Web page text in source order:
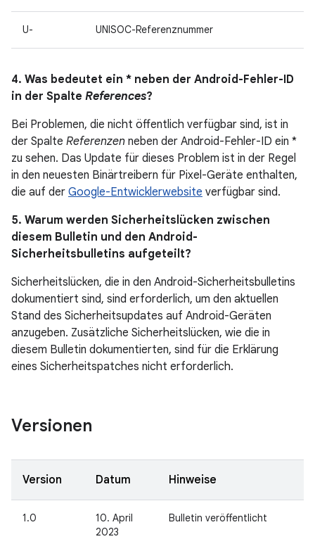
U- UNISOC-Referenznummer
4. Was bedeutet ein * neben der Android-Fehler-ID
in der Spalte References?
Bei Problemen, die nicht öffentlich verfügbar sind, ist in
der Spalte Referenzen neben der Android-Fehler-ID ein *
zu sehen. Das Update für dieses Problem ist in der Regel
in den neuesten Binärtreibern für Pixel-Geräte enthalten,
die auf der Google-Entwicklerwebsite verfügbar sind.
5. Warum werden Sicherheitslücken zwischen
diesem Bulletin und den Android-
Sicherheitsbulletins aufgeteilt?
Sicherheitslücken, die in den Android-Sicherheitsbulletins
dokumentiert sind, sind erforderlich, um den aktuellen
Stand des Sicherheitsupdates auf Android-Geräten
anzugeben. Zusätzliche Sicherheitslücken, wie die in
diesem Bulletin dokumentierten, sind für die Erklärung
eines Sicherheitspatches nicht erforderlich.
Versionen
Version Datum Hinweise
1.0
10. April
2023
Bulletin veröffentlicht